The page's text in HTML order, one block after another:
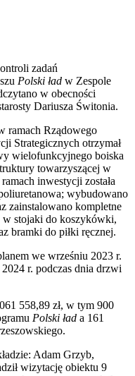
zadań
Polski ład w Zespole
w obecności
Dariusza Świtonia.
ramach Rządowego
Strategicznych otrzymał
wielofunkcyjnego boiska
towarzyszącej w
inwestycji została
wybudowano
zainstalowano kompletne
stojaki do koszykówki,
bramki do piłki ręcznej.
we wrześniu 2023 r.
r. podczas dnia drzwi
558,89 zł, w tym 900
Polski ład a 161
Adam Grzyb,
wizytację obiektu 9